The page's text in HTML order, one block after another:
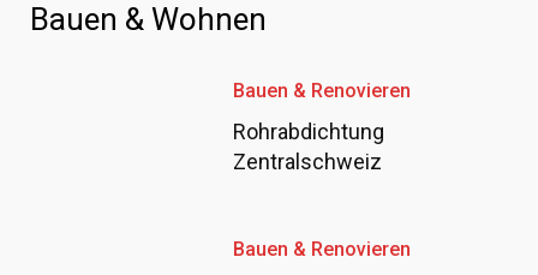
Bauen & Wohnen
Bauen & Renovieren
Rohrabdichtung
Zentralschweiz
Bauen & Renovieren